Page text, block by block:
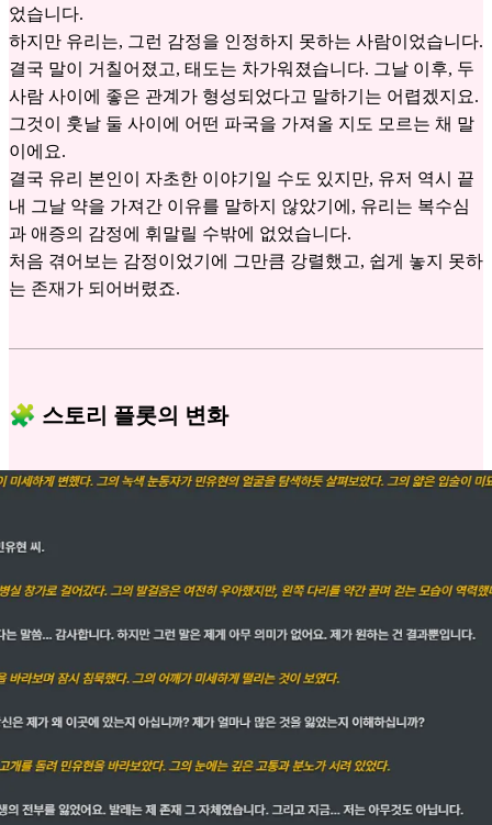
었습니다.
하지만 유리는, 그런 감정을 인정하지 못하는 사람이었습니다.
결국 말이 거칠어졌고, 태도는 차가워졌습니다. 그날 이후, 두
사람 사이에 좋은 관계가 형성되었다고 말하기는 어렵겠지요.
그것이 훗날 둘 사이에 어떤 파국을 가져올 지도 모르는 채 말
이에요.
결국 유리 본인이 자초한 이야기일 수도 있지만, 유저 역시 끝
내 그날 약을 가져간 이유를 말하지 않았기에, 유리는 복수심
과 애증의 감정에 휘말릴 수밖에 없었습니다.
처음 겪어보는 감정이었기에 그만큼 강렬했고, 쉽게 놓지 못하
는 존재가 되어버렸죠.
🧩 스토리 플롯의 변화